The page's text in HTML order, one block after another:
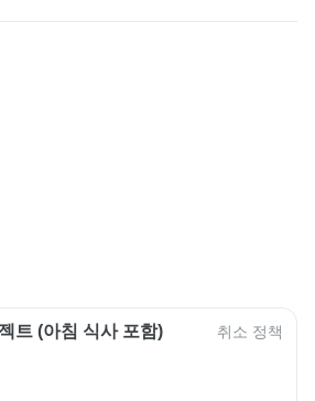
트 (아침 식사 포함) 취소 정책